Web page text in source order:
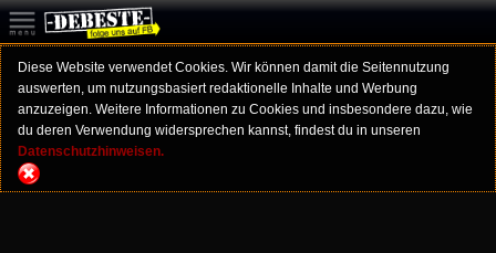
Diese Website verwendet Cookies. Wir können damit die Seitennutzung
auswerten, um nutzungsbasiert redaktionelle Inhalte und Werbung
anzuzeigen. Weitere Informationen zu Cookies und insbesondere dazu, wie
du deren Verwendung widersprechen kannst, findest du in unseren
Datenschutzhinweisen.